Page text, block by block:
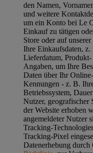
den Namen,
und weitere
um ein Konto bei Le
Einkauf zu tätigen
Store oder auf
Ihre Einkaufsdaten,
Lieferdatum,
Angaben, um Ihre
Daten über Ihr
Kennungen - z. B.
Betriebssystem,
Nutzer, geografischer
der Website erhoben
angemeldeter Nutzer
Tracking-
Tracking-Pixel
Datenerhebung durch